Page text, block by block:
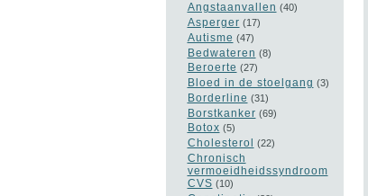
Angstaanvallen (40)
Asperger (17)
Autisme (47)
Bedwateren (8)
Beroerte (27)
Bloed in de stoelgang (3)
Borderline (31)
Borstkanker (69)
Botox (5)
Cholesterol (22)
Chronisch
vermoeidheidssyndroom
CVS (10)